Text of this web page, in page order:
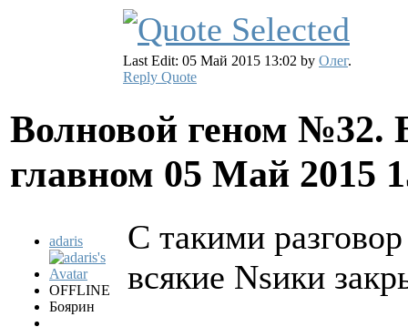
Last Edit: 05 Май 2015 13:02 by Олег.
Reply Quote
Волновой геном №32.
главном 05 Май 2015
adaris
OFFLINE
Боярин
С такими
всякие Nsики